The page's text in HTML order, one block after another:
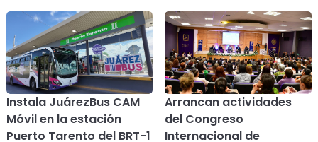
Instala JuárezBus CAM
Móvil en la estación
Puerto Tarento del BRT-1
Arrancan actividades
del Congreso
Internacional de